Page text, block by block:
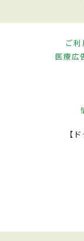
ご
医療広
【